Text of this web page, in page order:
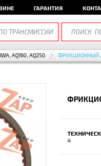
ГАРАНТИЯ
AQ160, AQ250 ФРИКЦИОННЫЙ
4